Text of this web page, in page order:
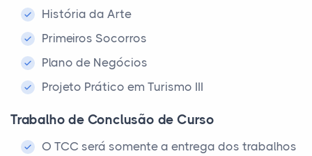
História da Arte
Primeiros Socorros
Plano de Negócios
Projeto Prático em Turismo III
Trabalho de Conclusão de Curso
O TCC será somente a entrega dos trabalhos